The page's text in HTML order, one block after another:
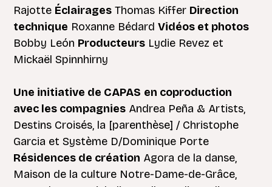
Rajotte Éclairages Thomas Kiffer Direction
technique Roxanne BédardVidéos et photos
Bobby León Producteurs Lydie Revez et
Mickaël Spinnhirny
Une initiative de CAPAS en coproduction
avec les compagnies Andrea Peña & Artists,
Destins Croisés, la [parenthèse] / Christophe
Garcia et Système D/Dominique Porte
Résidences de création Agora de la danse,
Maison de la culture Notre-Dame-de-Grâce,